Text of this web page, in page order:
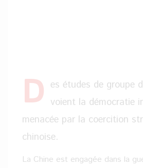
D es études de groupe
voient la démocratie
menacée par la coercition
chinoise.
La Chine est engagée dans la